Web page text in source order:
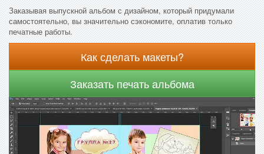
Заказывая выпускной альбом с дизайном, который придумали
самостоятельно, вы значительно сэкономите, оплатив только
печатные работы.
Как сделать макеты?
Заказать печать альбома